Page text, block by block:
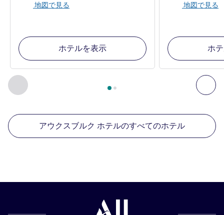
前に戻る - 周辺の他の施設 次
2ページ中 , 周辺の他の施設 1 :, 周辺の他の施設 2
地図で見る
ホテルを表示
地図で見る
ホ
アウクスブルク ホテルのすべてのホテル